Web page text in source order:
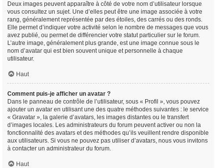
Deux images peuvent apparaître à côté de votre nom d’utilisateur lorsque
vous consultez un sujet. Une d’elles peut être une image associée à votre
rang, généralement représentée par des étoiles, des carrés ou des ronds.
Elle permet d’indiquer votre activité selon le nombre de messages que vous
avez publié, ou permet de différencier votre statut particulier sur le forum.
L’autre image, généralement plus grande, est une image connue sous le
nom d’avatar qui est bien souvent unique et personnelle à chaque
utilisateur.
Haut
Comment puis-je afficher un avatar ?
Dans le panneau de contrôle de l’utilisateur, sous « Profil », vous pouvez
ajouter un avatar en utilisant une des quatre méthodes suivantes : le service
« Gravatar », la galerie d’avatars, les images distantes ou le transfert
d’images locales. Les administrateurs du forum peuvent activer ou non la
fonctionnalité des avatars et des méthodes qu’ils veuillent rendre disponible
aux utilisateurs. Si vous ne pouvez pas utiliser d’avatars, nous vous invitons
à contacter un administrateur du forum.
Haut